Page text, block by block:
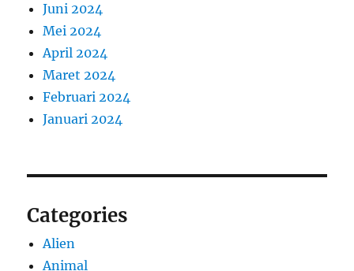
Juni 2024
Mei 2024
April 2024
Maret 2024
Februari 2024
Januari 2024
Categories
Alien
Animal